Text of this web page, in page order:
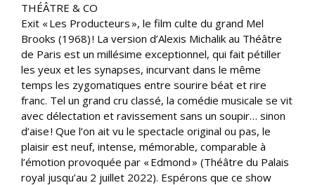
THÉÂTRE & CO
Exit « Les Producteurs », le film culte du grand Mel
Brooks (1968) ! La version d’Alexis Michalik au Théâtre
de Paris est un millésime exceptionnel, qui fait pétiller
les yeux et les synapses, incurvant dans le même
temps les zygomatiques entre sourire béat et rire
franc. Tel un grand cru classé, la comédie musicale se vit
avec délectation et ravissement sans un soupir… sinon
d’aise ! Que l’on ait vu le spectacle original ou pas, le
plaisir est neuf, intense, mémorable, comparable à
l’émotion provoquée par « Edmond » (Théâtre du Palais
royal jusqu’au 2 juillet 2022). Espérons que ce show